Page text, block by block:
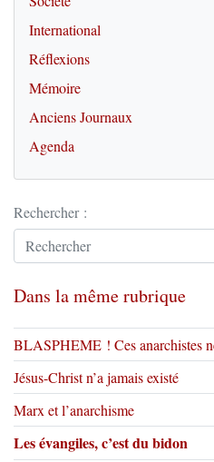
International
Réflexions
Mémoire
Anciens Journaux
Agenda
Rechercher :
Dans la même rubrique
BLASPHEME ! Ces anarchistes
Jésus-Christ n’a jamais existé
Marx et l’anarchisme
Les évangiles, c’est du bidon